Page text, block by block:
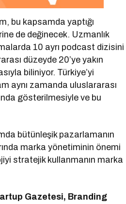
bu kapsamda yaptığı
de değinecek. Uzmanlık
10 ayrı podcast dizisini
düzeyde 20’ye yakın
biliniyor. Türkiye’yi
aynı zamanda uluslararası
gösterilmesiyle ve bu
bütünleşik pazarlamanın
marka yönetiminin önemi
stratejik kullanmanın marka
Gazetesi, Branding